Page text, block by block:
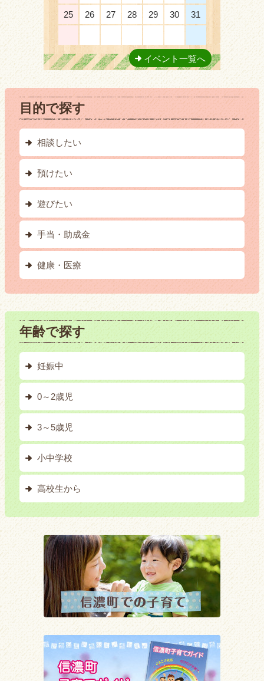
25 26 27 28 29 30 31
イベント一覧へ
目的で探す
相談したい
預けたい
遊びたい
手当・助成金
健康・医療
年齢で探す
妊娠中
0～2歳児
3～5歳児
小中学校
高校生から